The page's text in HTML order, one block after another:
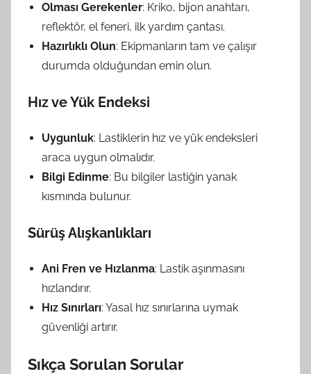
Olması Gerekenler: Kriko, bijon anahtarı,
reflektör, el feneri, ilk yardım çantası.
Hazırlıklı Olun: Ekipmanların tam ve çalışır
durumda olduğundan emin olun.
Hız ve Yük Endeksi
Uygunluk: Lastiklerin hız ve yük endeksleri
araca uygun olmalıdır.
Bilgi Edinme: Bu bilgiler lastiğin yanak
kısmında bulunur.
Sürüş Alışkanlıkları
Ani Fren ve Hızlanma: Lastik aşınmasını
hızlandırır.
Hız Sınırları: Yasal hız sınırlarına uymak
güvenliği artırır.
Sıkça Sorulan Sorular